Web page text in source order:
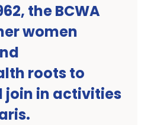
the BCWA
women
roots to
join in activities